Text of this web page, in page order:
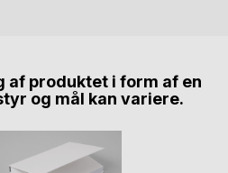
af produktet i form af en
og mål kan variere.